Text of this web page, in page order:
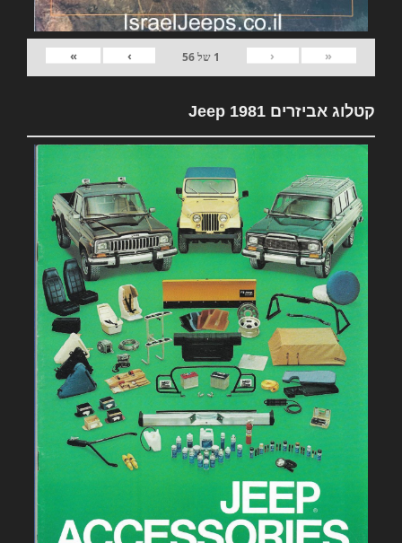
«
‹
1 של56
›
»
קטלוג אביזרים 1981 Jeep